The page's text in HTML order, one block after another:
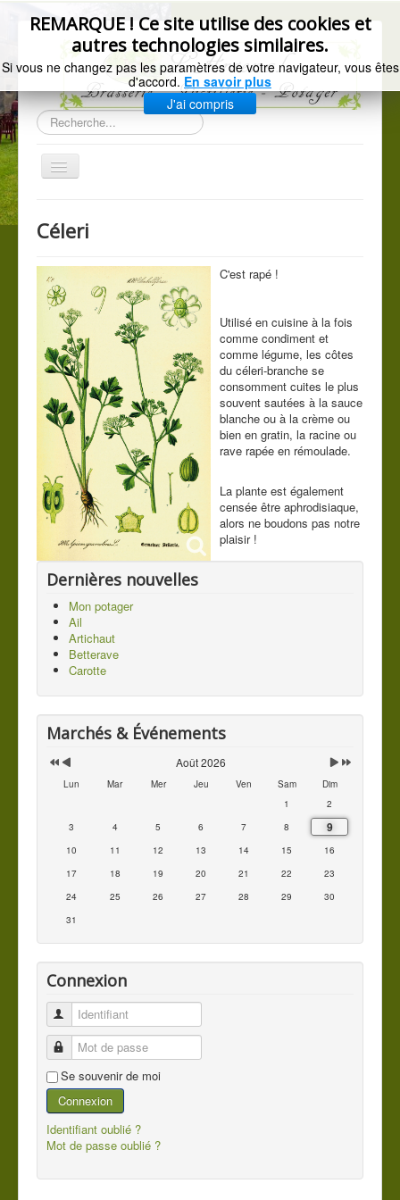
Rechercher
Basculer
Gazette de l'Arsenal
La brasserie
Distillerie artisanale
Les légumes du jardin
C.G.V.
Mentions légales
Contact
Vous êtes ici : Accueil
Les légumes du jardin
Mes légumes
Céleri
REMARQUE ! Ce site utilise des cookies et
autres technologies similaires.
Si vous ne changez pas les paramètres de votre navigateur, vous êtes
d'accord. En savoir plus
J'ai compris
Céleri
C'est rapé !
Utilisé en cuisine à la fois
comme condiment et
comme légume, les côtes
du céleri-branche se
consomment cuites le plus
souvent sautées à la sauce
blanche ou à la crème ou
bien en gratin, la racine ou
rave rapée en rémoulade.
La plante est également
censée être aphrodisiaque,
alors ne boudons pas notre
plaisir !
Dernières nouvelles
Mon potager
Ail
Artichaut
Betterave
Carotte
Marchés & Événements
précédenteprécédent
suivant
Août 2026
Lun Mar Mer Jeu Ven Sam
Dim
1
2
3
4 5 6 7 8 9
10 11 12 13 14 15
16
17
18 19 20 21 22
23
24
25 26 27 28 29
30
31
Connexion
Identifiant
Mot de passe
Se souvenir de moi
Connexion
Identifiant oublié ?
Mot de passe oublié ?